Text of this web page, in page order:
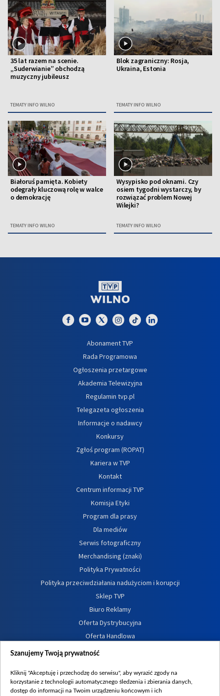
35 lat razem na scenie.
„Suderwianie” obchodzą
muzyczny jubileusz
TEMATY INFO WILNO
Blok zagraniczny: Rosja,
Ukraina, Estonia
TEMATY INFO WILNO
Białoruś pamięta. Kobiety
odegrały kluczową rolę w walce
o demokrację
TEMATY INFO WILNO
Wysypisko pod oknami. Czy
osiem tygodni wystarczy, by
rozwiązać problem Nowej
Wilejki?
TEMATY INFO WILNO
Abonament TVP
Rada Programowa
Ogłoszenia przetargowe
Akademia Telewizyjna
Regulamin tvp.pl
Telegazeta ogłoszenia
Informacje o nadawcy
Konkursy
Zgłoś program (ROPAT)
Kariera w TVP
Kontakt
Centrum informacji TVP
Komisja Etyki
Program dla prasy
Dla mediów
Serwis fotograficzny
Merchandising (znaki)
Polityka Prywatności
Polityka przeciwdziałania nadużyciom i korupcji
Sklep TVP
Biuro Reklamy
Oferta Dystrybucyjna
Oferta Handlowa
Dostępność
Procedura zgłoszeń wewnętrznych
Szanujemy Twoją prywatność
Kliknij "Akceptuję i przechodzę do serwisu", aby wyrazić zgody na
korzystanie z technologii automatycznego śledzenia i zbierania danych,
dostęp do informacji na Twoim urządzeniu końcowym i ich